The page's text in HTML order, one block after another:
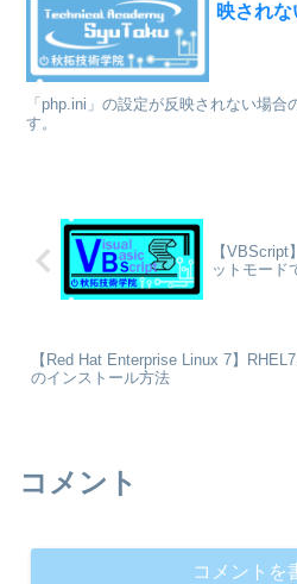
映されな
「php.ini」の設定が反映されない場合
す。
【VBScript
ットモード
【Red Hat Enterprise Linux 7】
のインストール方法
コメント
コメントを